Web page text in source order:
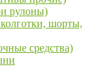
рулоны)
шорты,
средства)